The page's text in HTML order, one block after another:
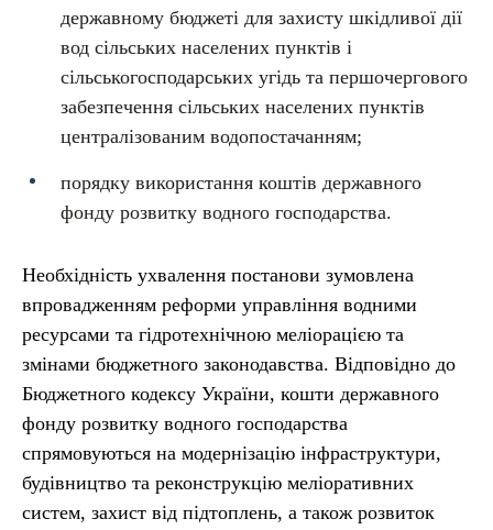
державному бюджеті для захисту шкідливої дії
вод сільських населених пунктів і
сільськогосподарських угідь та першочергового
забезпечення сільських населених пунктів
централізованим водопостачанням;
порядку використання коштів державного
фонду розвитку водного господарства.
Необхідність ухвалення постанови зумовлена
впровадженням реформи управління водними
ресурсами та гідротехнічною меліорацією та
змінами бюджетного законодавства. Відповідно до
Бюджетного кодексу України, кошти державного
фонду розвитку водного господарства
спрямовуються на модернізацію інфраструктури,
будівництво та реконструкцію меліоративних
систем, захист від підтоплень, а також розвиток